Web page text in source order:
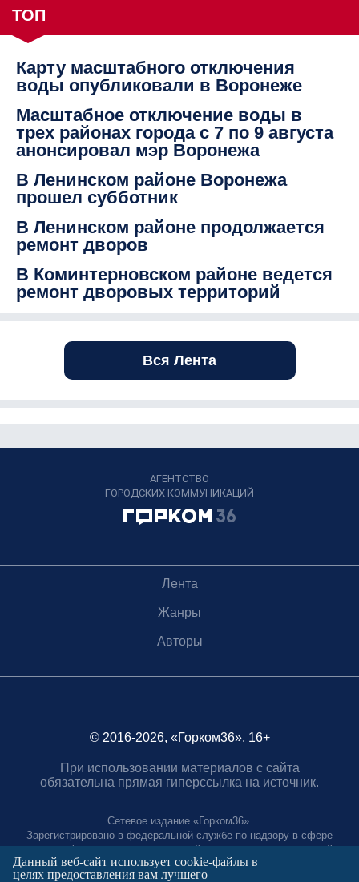
ТОП
Карту масштабного отключения
воды опубликовали в Воронеже
Масштабное отключение воды в
трех районах города с 7 по 9 августа
анонсировал мэр Воронежа
В Ленинском районе Воронежа
прошел субботник
В Ленинском районе продолжается
ремонт дворов
В Коминтерновском районе ведется
ремонт дворовых территорий
Вся Лента
АГЕНТСТВО
ГОРОДСКИХ КОММУНИКАЦИЙ
Лента
Жанры
Авторы
© 2016-2026, «Горком36», 16+
При использовании материалов с сайта
обязательна прямая гиперссылка на источник.
Сетевое издание «Горком36».
Зарегистрировано в федеральной службе по надзору в сфере
связи, информационных технологий и массовых коммуникаций.
Регистрационный номер ЭЛ № ФС77-88966 от 21 января 2025 г.
Учредитель: Муниципальное автономное учреждение "Агентство
Данный веб-сайт использует cookie-файлы в
целях предоставления вам лучшего